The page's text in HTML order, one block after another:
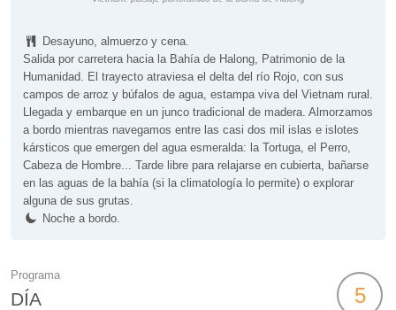
Desayuno, almuerzo y cena.
Salida por carretera hacia la Bahía de Halong, Patrimonio de la
Humanidad. El trayecto atraviesa el delta del río Rojo, con sus
campos de arroz y búfalos de agua, estampa viva del Vietnam rural.
Llegada y embarque en un junco tradicional de madera. Almorzamos
a bordo mientras navegamos entre las casi dos mil islas e islotes
kársticos que emergen del agua esmeralda: la Tortuga, el Perro,
Cabeza de Hombre... Tarde libre para relajarse en cubierta, bañarse
en las aguas de la bahía (si la climatología lo permite) o explorar
alguna de sus grutas.
Noche a bordo.
Programa
DÍA 5